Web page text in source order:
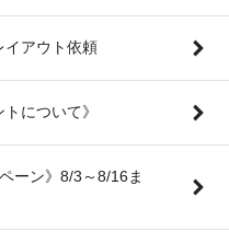
イアウト依頼
について》
ーン》8/3～8/16ま